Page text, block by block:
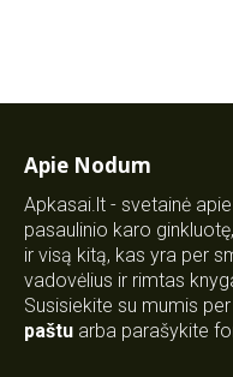
Apie Nodum
Apkasai.lt - svetainė
pasaulinio karo
ir visą kitą, kas yra per
vadovėlius ir rimtas
Susisiekite su mumis
paštu arba parašykite